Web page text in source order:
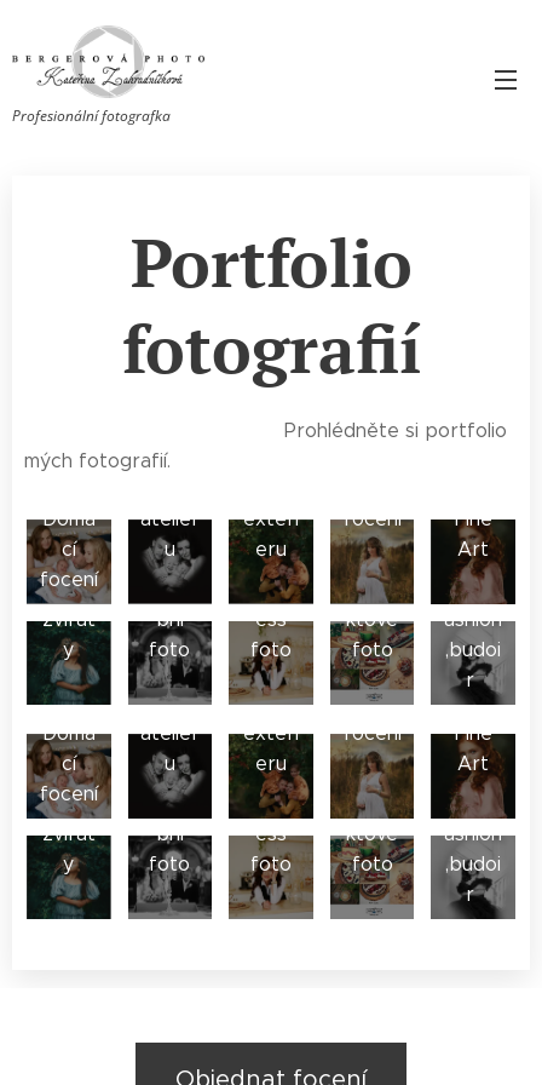
Profesionální fotografka
Portfolio
fotografií
Prohlédněte si portfolio
mých fotografií.
Domá
cí
focení
Focen
ateliér
u
exteri
eru
focení
Fine
Art
sy
foto
se
zvířat
y
Svate
bní
foto
Busin
ess
foto
Produ
ktové
foto
ženy,f
ashion
,budoi
r
Domá
cí
focení
Focen
i v
ateliér
u
Focen
í v
exteri
eru
Těhot
enské
focení
Fine
Art
sy
foto
se
zvířat
y
Svate
bní
foto
Busin
ess
foto
Produ
ktové
foto
ženy,f
ashion
,budoi
r